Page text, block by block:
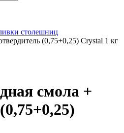
столешниц
(0,75+0,25) Crystal 1 кг
смола +